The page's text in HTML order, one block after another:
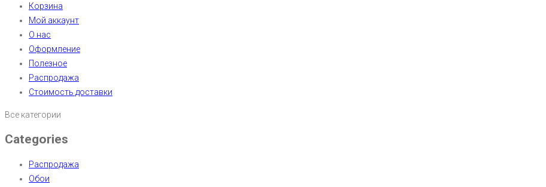
Корзина
Мой аккаунт
О нас
Оформление
Полезное
Распродажа
Стоимость доставки
Все категории
Categories
Распродажа
Обои